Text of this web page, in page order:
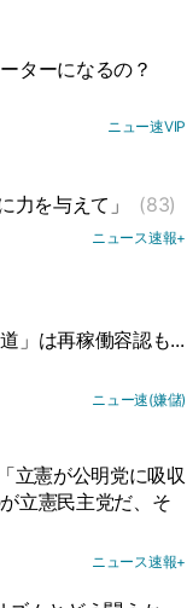
ターになるの？
ニュー速VIP
力を与えて」 (83)
ニュース速報+
道」は再稼働容認も...
ニュー速(嫌儲)
立憲が公明党に吸収
立憲民主党だ、そ
ニュース速報+